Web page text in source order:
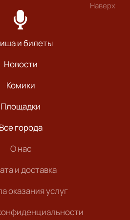
Наверх
и билеты
Новости
Комики
Площадки
Все города
О нас
и доставка
оказания услуг